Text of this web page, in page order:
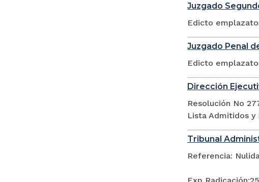
Juzgado
Edicto
Juzgado Penal
Edicto
Dirección
Resolución No
Lista Admitidos y
Tribunal
Referencia:
Exp